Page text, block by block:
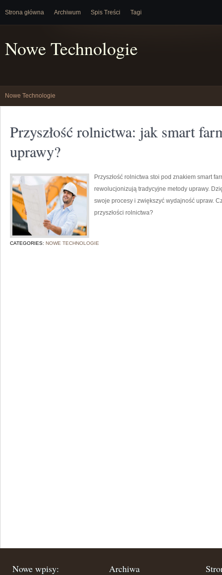
Strona główna Archiwum Spis Treści Tagi
Nowe Technologie
Nowe Technologie
Przyszłość rolnictwa: jak smart
uprawy?
Przyszłość rolnictwa stoi pod znakiem smart
rewolucjonizują tradycyjne metody uprawy.
swoje procesy i zwiększyć wydajność upraw.
przyszłości rolnictwa?
CATEGORIES: NOWE TECHNOLOGIE
Nowe wpisy: Archiwa